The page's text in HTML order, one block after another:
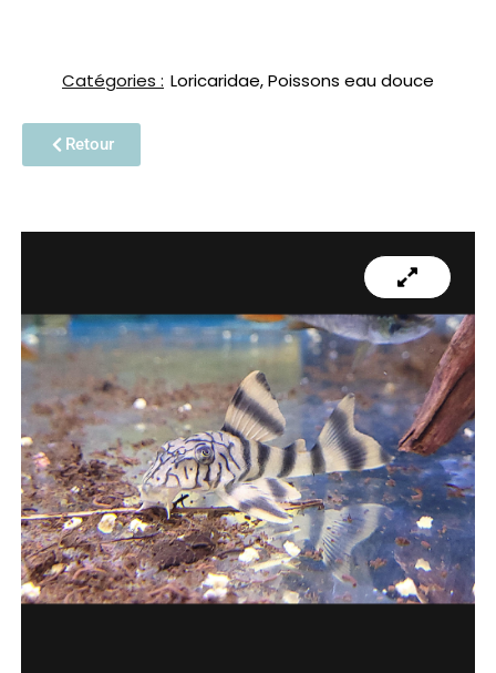
Catégories : Loricaridae,Poissons eau douce
Retour